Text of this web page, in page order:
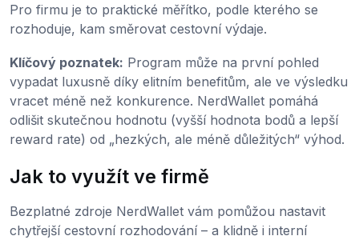
Pro firmu je to praktické měřítko, podle kterého se
rozhoduje, kam směrovat cestovní výdaje.
Klíčový poznatek: Program může na první pohled
vypadat luxusně díky elitním benefitům, ale ve výsledku
vracet méně než konkurence. NerdWallet pomáhá
odlišit skutečnou hodnotu (vyšší hodnota bodů a lepší
reward rate) od „hezkých, ale méně důležitých“ výhod.
Jak to využít ve firmě
Bezplatné zdroje NerdWallet vám pomůžou nastavit
chytřejší cestovní rozhodování – a klidně i interní